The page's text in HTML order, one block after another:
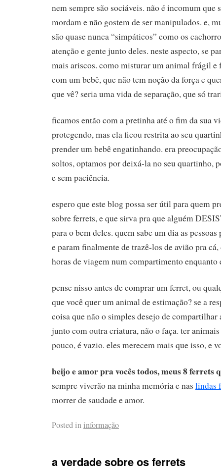
nem sempre são sociáveis. não é incomum que
mordam e não gostem de ser manipulados. e,
são quase nunca “simpáticos” como os
atenção e gente junto deles. neste aspecto, se
mais ariscos. como misturar um animal frágil e
com um bebê, que não tem noção da força e
que vê? seria uma vida de separação, que só
ficamos então com a pretinha até o fim da sua
protegendo, mas ela ficou restrita ao seu
prender um bebê engatinhando. era
soltos, optamos por deixá-la no seu quartinho,
e sem paciência.
espero que este blog possa ser útil para quem
sobre ferrets, e que sirva pra que alguém
para o bem deles. quem sabe um dia as
e param finalmente de trazê-los de avião pra
horas de viagem num compartimento enquanto
pense nisso antes de comprar um ferret, ou
que você quer um animal de estimação? se a
coisa que não o simples desejo de
junto com outra criatura, não o faça. ter
pouco, é vazio. eles merecem mais que isso, e
beijo e amor pra vocês todos, meus 8 ferrets
sempre viverão na minha memória e nas lindas
morrer de saudade e amor.
Posted ininformação
a verdade sobre os ferrets